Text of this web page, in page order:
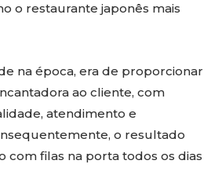
o restaurante japonês mais
na época, era de proporcionar
ao cliente, com
atendimento e
o resultado
com filas na porta todos os dias